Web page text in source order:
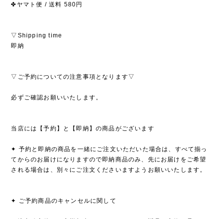
✤ヤマト便 / 送料 580円
▽Shipping time
即納
▽ご予約についての注意事項となります▽
必ずご確認お願いいたします。
当店には【予約】と【即納】の商品がございます
✦ 予約と即納の商品を一緒にご注文いただいた場合は、すべて揃っ
てからのお届けになりますので即納商品のみ、先にお届けをご希望
される場合は、別々にご注文くださいますようお願いいたします。
✦ ご予約商品のキャンセルに関して